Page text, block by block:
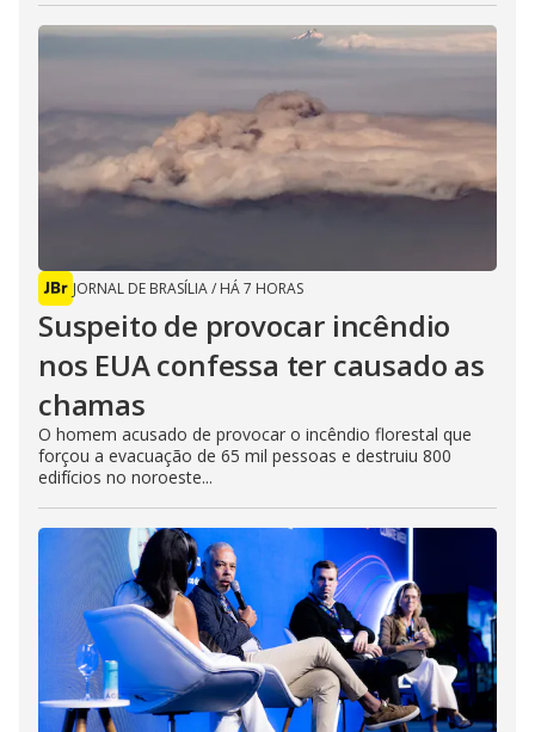
JORNAL DE BRASÍLIA/ HÁ 7 HORAS
Suspeito de provocar incêndio
nos EUA confessa ter causado as
chamas
O homem acusado de provocar o incêndio florestal que
forçou a evacuação de 65 mil pessoas e destruiu 800
edifícios no noroeste...